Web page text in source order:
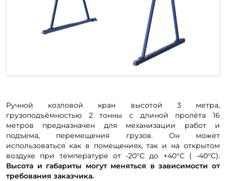
Ручной козловой кран высотой 3 метра,
грузоподъёмностью 2 тонны с длиной пролёта 16
метров предназначен для механизации работ и
подъема, перемещения грузов. Он может
использоваться как в помещениях, так и на открытом
воздухе при температуре от -20°С до +40°С ( -40°С).
Высота и габариты могут меняться в зависимости от
требования заказчика.